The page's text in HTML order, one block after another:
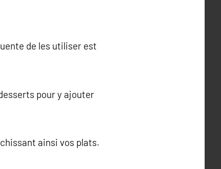
de les utiliser est
pour y ajouter
ainsi vos plats.